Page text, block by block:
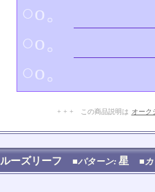
○o。
○o。
○o。
+ + + この商品説明は オーク
ルーズリーフ ■パターン: 星 ■